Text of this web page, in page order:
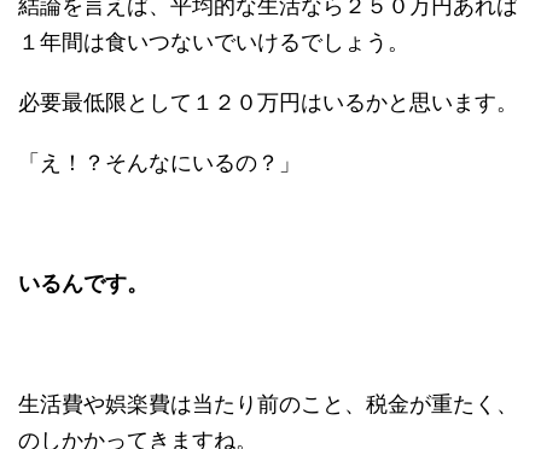
１年間は食いつないでいけるでしょう。
必要最低限として１２０万円はいるかと思います。
「え！？そんなにいるの？」
いるんです。
生活費や娯楽費は当たり前のこと、税金が重たく、
のしかかってきますね。